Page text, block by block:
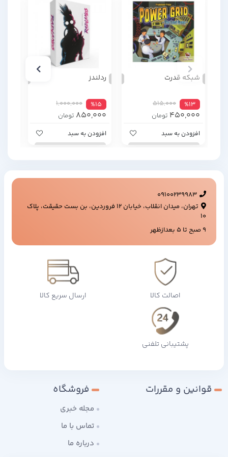
شبکه قدرت
%13
515,000
450,000 تومان
افزودن به سبد
ردلندز
%15
1,000,000
850,000 تومان
افزودن به سبد
09100239983
تهران، میدان انقلاب، خیابان ۱۲ فروردین، بن بست حقیقت، پلاک
۱۰
9 صبح تا 5 بعدازظهر
اصالت کالا ارسال سریع کالا
پشتیبانی تلفنی
قوانین و مقررات فروشگاه
مجله خبری
تماس با ما
درباره ما